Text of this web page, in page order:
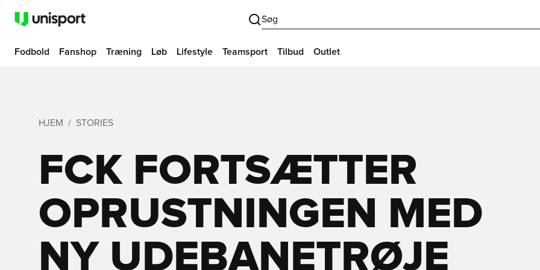
Søg
Fodbold Fanshop Træning Løb Lifestyle Teamsport Tilbud Outlet
HJEM STORIES
FCK FORTSÆTTER
OPRUSTNINGEN MED
NY UDEBANETRØJE